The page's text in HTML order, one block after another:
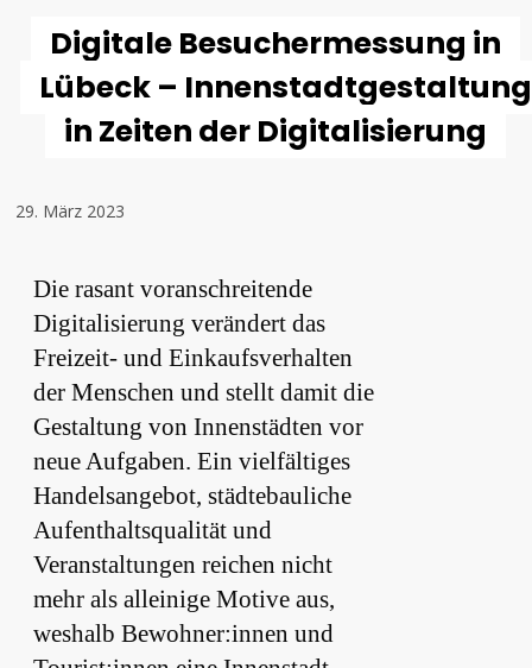
Digitale Besuchermessung in
Lübeck – Innenstadtgestaltung
in Zeiten der Digitalisierung
29. März 2023
Die rasant voranschreitende
Digitalisierung verändert das
Freizeit- und Einkaufsverhalten
der Menschen und stellt damit die
Gestaltung von Innenstädten vor
neue Aufgaben. Ein vielfältiges
Handelsangebot, städtebauliche
Aufenthaltsqualität und
Veranstaltungen reichen nicht
mehr als alleinige Motive aus,
weshalb Bewohner:innen und